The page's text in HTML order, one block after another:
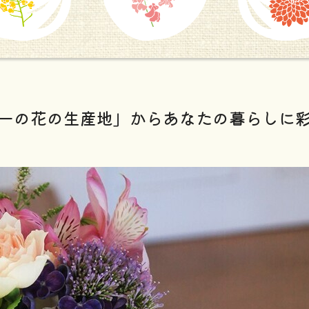
の花の生産地」からあなたの暮らしに